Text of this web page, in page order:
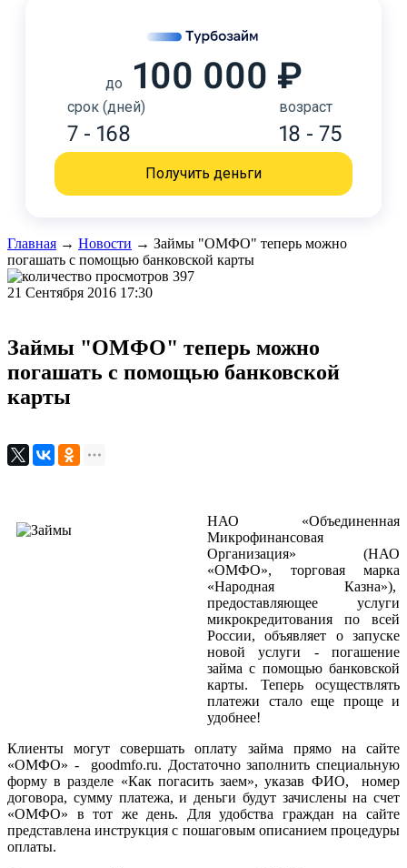
до 100 000 ₽
срок (дней)
7 - 168
возраст
18 - 75
Получить деньги
Главная → Новости → Займы "ОМФО" теперь можно
погашать с помощью банковской карты
397
21 Сентября 2016 17:30
Займы "ОМФО" теперь можно
погашать с помощью банковской
карты
НАО «Объединенная
Микрофинансовая
Организация» (НАО
«ОМФО», торговая марка
«Народная Казна»),
предоставляющее услуги
микрокредитования по всей
России, объявляет о запуске
новой услуги - погашение
займа с помощью банковской
карты. Теперь осуществлять
платежи стало еще проще и
удобнее!
Клиенты могут совершать оплату займа прямо на сайте
«ОМФО» - goodmfo.ru. Достаточно заполнить специальную
форму в разделе «Как погасить заем», указав ФИО, номер
договора, сумму платежа, и деньги будут зачислены на счет
«ОМФО» в тот же день. Для удобства граждан на сайте
представлена инструкция с пошаговым описанием процедуры
оплаты.